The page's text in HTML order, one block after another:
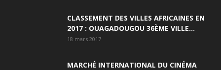
CLASSEMENT DES VILLES AFRICAINES EN
2017 : OUAGADOUGOU 36ÈME VILLE...
18 mars 2017
MARCHÉ INTERNATIONAL DU CINÉMA